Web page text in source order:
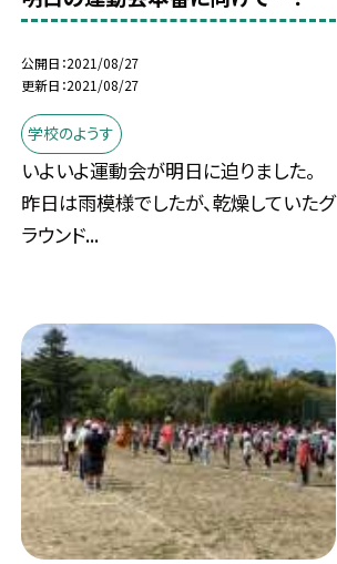
公開日 2021/08/27
更新日 2021/08/27
学校のようす
いよいよ運動会が明日に迫りました。
昨日は雨模様でしたが、乾燥していたグ
ラウンド...